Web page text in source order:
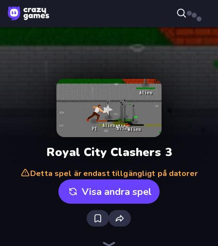
Royal City Clashers 3
Detta spel är endast tillgängligt på datorer
Visa andra spel